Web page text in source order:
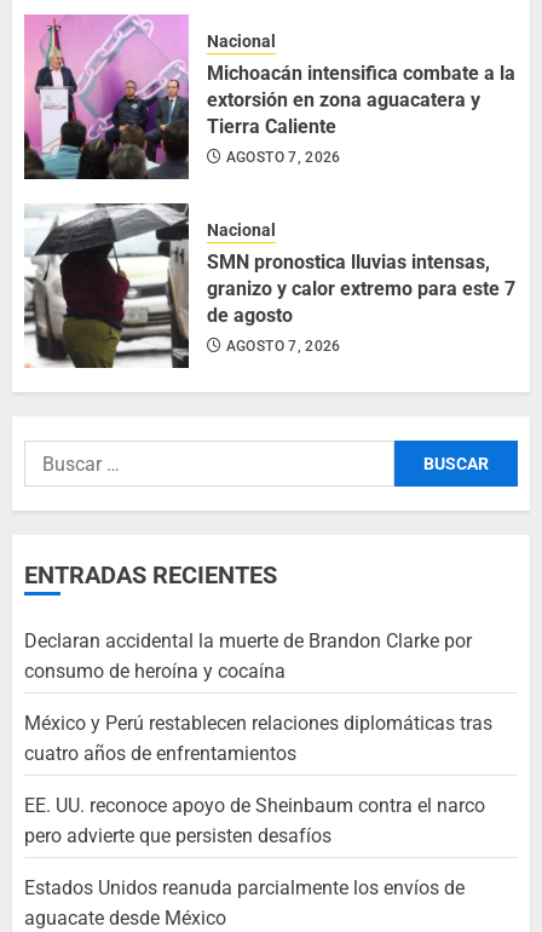
Nacional
Michoacán intensifica combate a la
extorsión en zona aguacatera y
Tierra Caliente
AGOSTO 7, 2026
Nacional
SMN pronostica lluvias intensas,
granizo y calor extremo para este 7
de agosto
AGOSTO 7, 2026
ENTRADAS RECIENTES
Declaran accidental la muerte de Brandon Clarke por
consumo de heroína y cocaína
México y Perú restablecen relaciones diplomáticas tras
cuatro años de enfrentamientos
EE. UU. reconoce apoyo de Sheinbaum contra el narco
pero advierte que persisten desafíos
Estados Unidos reanuda parcialmente los envíos de
aguacate desde México